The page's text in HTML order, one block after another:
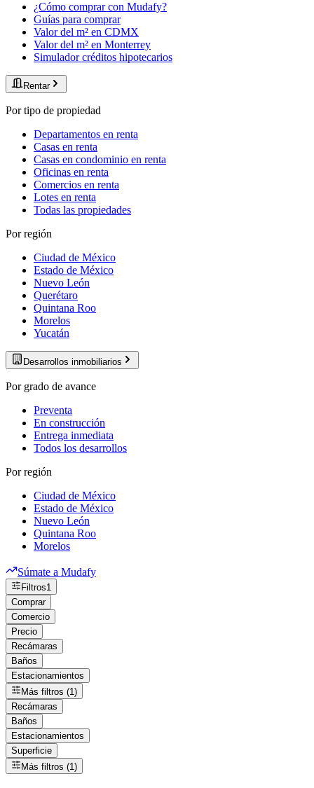
¿Cómo comprar con Mudafy?
Guías para comprar
Valor del m² en CDMX
Valor del m² en Monterrey
Simulador créditos hipotecarios
Rentar
Por tipo de propiedad
Departamentos en renta
Casas en renta
Casas en condominio en renta
Oficinas en renta
Comercios en renta
Lotes en renta
Todas las propiedades
Por región
Ciudad de México
Estado de México
Nuevo León
Querétaro
Quintana Roo
Morelos
Yucatán
Desarrollos inmobiliarios
Por grado de avance
Preventa
En construcción
Entrega inmediata
Todos los desarrollos
Por región
Ciudad de México
Estado de México
Nuevo León
Quintana Roo
Morelos
Súmate a Mudafy
Filtros1
Comprar
Comercio
Precio
Recámaras
Baños
Estacionamientos
Más filtros (1)
Recámaras
Baños
Estacionamientos
Superficie
Más filtros (1)